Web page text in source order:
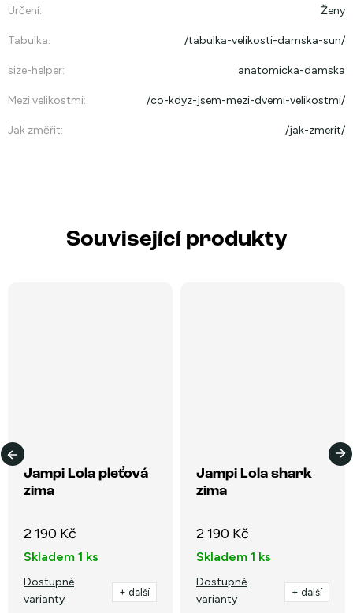
Určení: Ženy
Tabulka: /tabulka-velikosti-damska-sun/
size-helper: anatomicka-damska
Mezi velikostmi: /co-kdyz-jsem-mezi-dvemi-velikostmi/
Jak změřit: /jak-zmerit/
Související produkty
Jampi Lola pleťová
zima
2 190 Kč
Skladem 1 ks
Dostupné
varianty
+ další
Jampi Lola shark
zima
2 190 Kč
Skladem 1 ks
Dostupné
varianty
+ další